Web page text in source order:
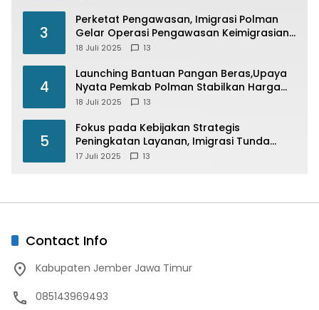
3
Perketat Pengawasan, Imigrasi Polman
Gelar Operasi Pengawasan Keimigrasian
“Wirawaspada” Serentak disemua Daerah
18 Juli 2025 13
4
Launching Bantuan Pangan Beras,Upaya
Nyata Pemkab Polman Stabilkan Harga
Beras
18 Juli 2025 13
5
Fokus pada Kebijakan Strategis
Peningkatan Layanan, Imigrasi Tunda
Paspor Desain Merah Putih
17 Juli 2025 13
Contact Info
Kabupaten Jember Jawa Timur
085143969493